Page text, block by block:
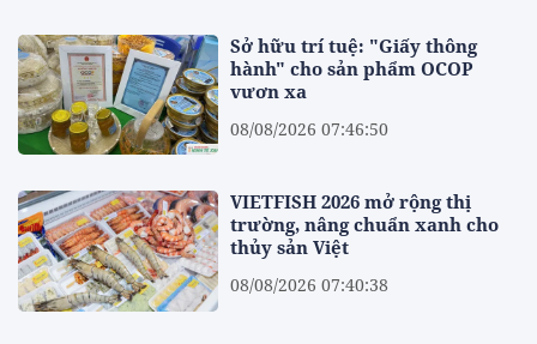
Sở hữu trí tuệ: "Giấy thông
hành" cho sản phẩm OCOP
vươn xa
08/08/2026 07:46:50
VIETFISH 2026 mở rộng thị
trường, nâng chuẩn xanh cho
thủy sản Việt
08/08/2026 07:40:38